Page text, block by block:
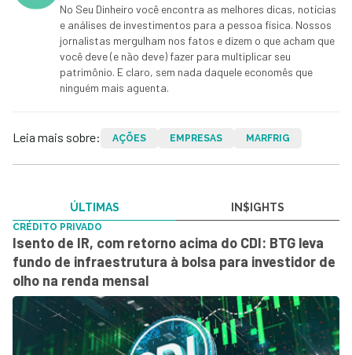
No Seu Dinheiro você encontra as melhores dicas, notícias
e análises de investimentos para a pessoa física. Nossos
jornalistas mergulham nos fatos e dizem o que acham que
você deve (e não deve) fazer para multiplicar seu
patrimônio. E claro, sem nada daquele economês que
ninguém mais aguenta.
Leia mais sobre: AÇÕES EMPRESAS MARFRIG
ÚLTIMAS IN$IGHTS
CRÉDITO PRIVADO
Isento de IR, com retorno acima do CDI: BTG leva
fundo de infraestrutura à bolsa para investidor de
olho na renda mensal